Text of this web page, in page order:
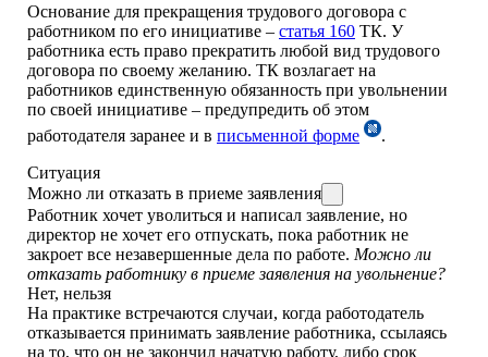
Основание для прекращения трудового договора с
работником по его инициативе – статья 160 ТК. У
работника есть право прекратить любой вид трудового
договора по своему желанию. ТК возлагает на
работников единственную обязанность при увольнении
по своей инициативе – предупредить об этом
работодателя заранее и в письменной форме
.
Ситуация
Можно ли отказать в приеме заявления
Работник хочет уволиться и написал заявление, но
директор не хочет его отпускать, пока работник не
закроет все незавершенные дела по работе. Можно ли
отказать работнику в приеме заявления на увольнение?
Нет, нельзя
На практике встречаются случаи, когда работодатель
отказывается принимать заявление работника, ссылаясь
на то, что он не закончил начатую работу, либо срок